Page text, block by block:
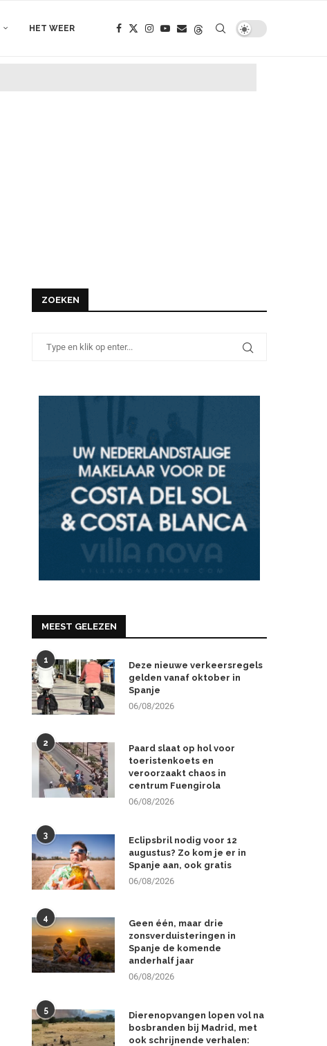
HET WEER
ZOEKEN
MEEST GELEZEN
1
Deze nieuwe verkeersregels
gelden vanaf oktober in
Spanje
06/08/2026
2
Paard slaat op hol voor
toeristenkoets en
veroorzaakt chaos in
centrum Fuengirola
06/08/2026
3
Eclipsbril nodig voor 12
augustus? Zo kom je er in
Spanje aan, ook gratis
06/08/2026
4
Geen één, maar drie
zonsverduisteringen in
Spanje de komende
anderhalf jaar
06/08/2026
5
Dierenopvangen lopen vol na
bosbranden bij Madrid, met
ook schrijnende verhalen: